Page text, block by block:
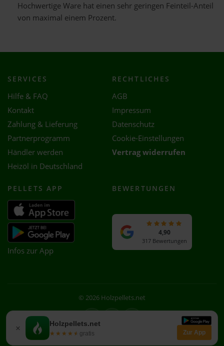
Hochwertige Ware hat einen sehr geringen Feinteil-Anteil
von maximal einem Prozent.
× Holzpellets.net
★★★★★
★★★★★ gratis Zur App
SERVICES
Hilfe & FAQ
Kontakt
Zahlung & Lieferung
Partnerprogramm
Händler werden
Heizöl in Deutschland
RECHTLICHES
AGB
Impressum
Datenschutz
Cookie-Einstellungen
Vertrag widerrufen
PELLETS APP
Infos zur App
BEWERTUNGEN
4,90
317 Bewertungen
© 2026 Holzpellets.net
Facebook